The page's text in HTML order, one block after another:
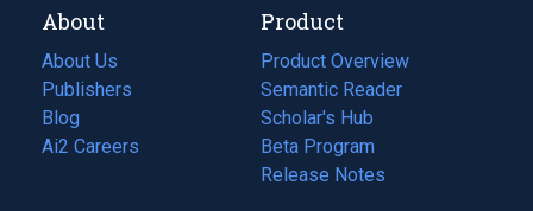
About
About Us
Publishers
Blog
(opens
in
Ai2 Careers
(opens
Product
Product Overview
Semantic Reader
Scholar's Hub
Beta Program
Release Notes